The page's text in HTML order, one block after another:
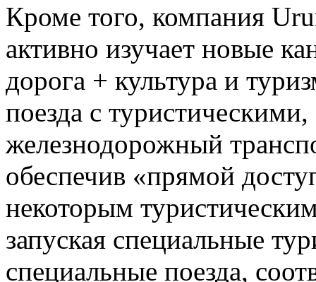
Кроме того, компания
активно изучает новые
дорога + культура и
поезда с
железнодорожный
обеспечив «прямой
некоторым
запуская специальные
специальные поезда,